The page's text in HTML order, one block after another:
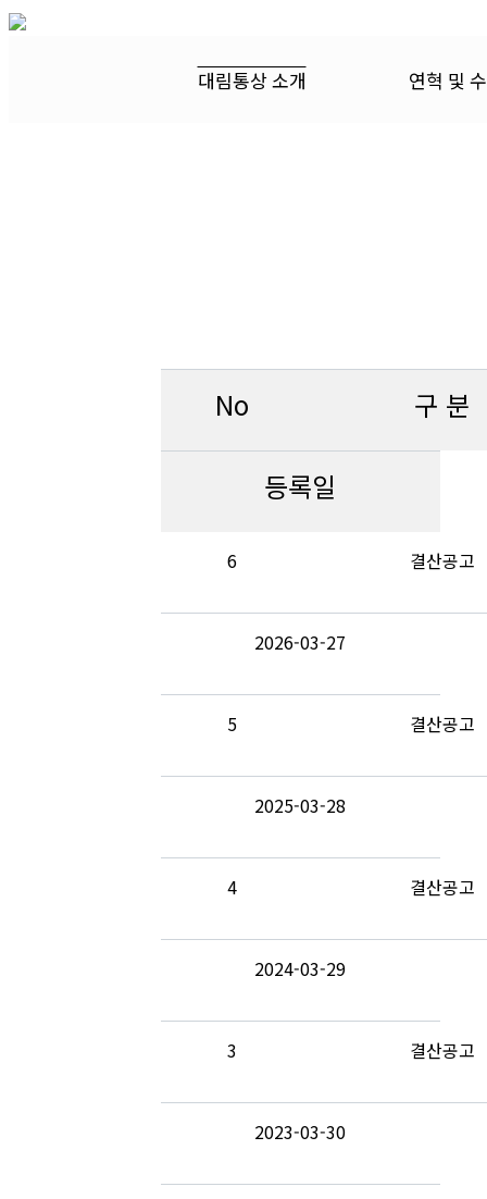
대림통상 소개 연혁 및
No 구 분
등록일
6 결산공고
2026-03-27
5 결산공고
2025-03-28
4 결산공고
2024-03-29
3 결산공고
2023-03-30